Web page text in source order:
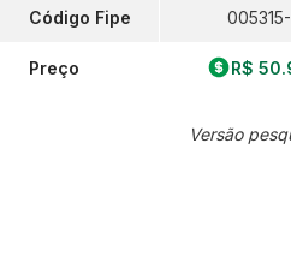
Código Fipe
Preço R$
Versão